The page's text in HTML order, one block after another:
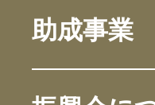
助成事業